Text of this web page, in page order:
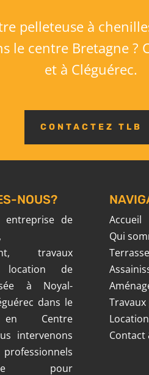
pelleteuse à
le centre Bretagne ?
et à Cléguérec.
CONTACTEZ TLB
NOUS?
de
travaux
de
à Noyal-
dans le
en Centre
intervenons
pour
Accueil
Qui
Contact